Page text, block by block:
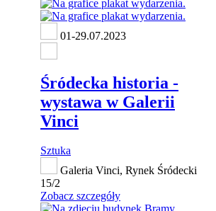
01-29.07.2023
Śródecka historia -
wystawa w Galerii
Vinci
Sztuka
Galeria Vinci, Rynek Śródecki
15/2
Zobacz szczegóły